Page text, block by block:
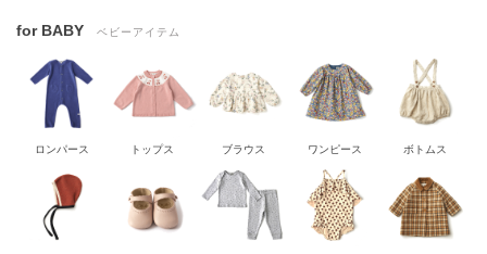
for BABY ベビーアイテム
ロンパース トップス ブラウス ワンピース ボトムス